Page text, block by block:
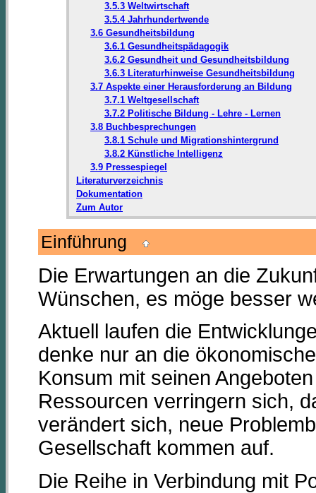
3.5.3 Weltwirtschaft
3.5.4 Jahrhundertwende
3.6 Gesundheitsbildung
3.6.1 Gesundheitspädagogik
3.6.2 Gesundheit und Gesundheitsbildung
3.6.3 Literaturhinweise Gesundheitsbildung
3.7 Aspekte einer Herausforderung an Bildung
3.7.1 Weltgesellschaft
3.7.2 Politische Bildung - Lehre - Lernen
3.8 Buchbesprechungen
3.8.1 Schule und Migrationshintergrund
3.8.2 Künstliche Intelligenz
3.9 Pressespiegel
Literaturverzeichnis
Dokumentation
Zum Autor
Einführung
Die Erwartungen an die
Wünschen, es möge besser
Aktuell laufen die
denke nur an die
Konsum mit seinen
Ressourcen verringern sich,
verändert sich, neue
Gesellschaft kommen auf.
Die Reihe in Verbindung mit